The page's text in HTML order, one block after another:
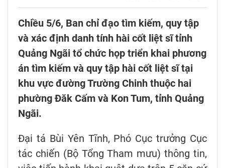
Chiều 5/6, Ban chỉ đạo tìm kiếm, quy tập
và xác định danh tính hài cốt liệt sĩ tỉnh
Quảng Ngãi tổ chức họp triển khai phương
án tìm kiếm và quy tập hài cốt liệt sĩ tại
khu vực đường Trường Chinh thuộc hai
phường Đăk Cấm và Kon Tum, tỉnh Quảng
Ngãi.
Đại tá Bùi Yên Tĩnh, Phó Cục trưởng Cục
tác chiến (Bộ Tổng Tham mưu) thông tin,